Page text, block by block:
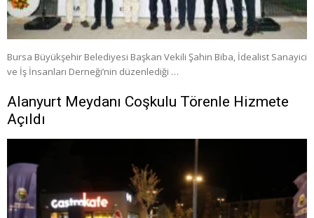
Bursa Büyükşehir Belediyesi Başkan Vekili Şahin Biba, İdealist Sanayici
ve İş İnsanları Derneği’nin düzenlediği …
Alanyurt Meydanı Coşkulu Törenle Hizmete
Açıldı